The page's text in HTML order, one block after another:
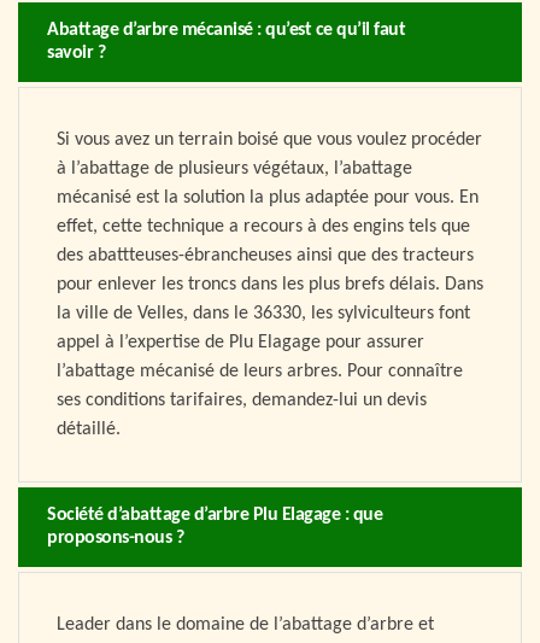
Abattage d’arbre mécanisé : qu’est ce qu’il faut
savoir ?
Si vous avez un terrain boisé que vous voulez procéder
à l’abattage de plusieurs végétaux, l’abattage
mécanisé est la solution la plus adaptée pour vous. En
effet, cette technique a recours à des engins tels que
des abattteuses-ébrancheuses ainsi que des tracteurs
pour enlever les troncs dans les plus brefs délais. Dans
la ville de Velles, dans le 36330, les sylviculteurs font
appel à l’expertise de Plu Elagage pour assurer
l’abattage mécanisé de leurs arbres. Pour connaître
ses conditions tarifaires, demandez-lui un devis
détaillé.
Société d’abattage d’arbre Plu Elagage : que
proposons-nous ?
Leader dans le domaine de l’abattage d’arbre et